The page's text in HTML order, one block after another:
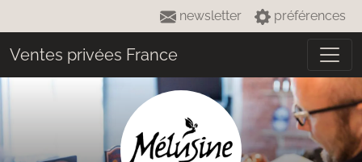
newsletter préférences
Ventes privées France